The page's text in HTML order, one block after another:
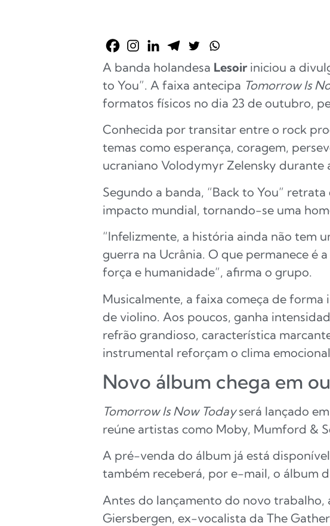
A banda holandesa Lesoiriniciou a
to You”. A faixa antecipa Tomorrow Is
formatos físicos no dia 23 de outubro,
Conhecida por transitar entre o rock
temas como esperança, coragem,
ucraniano Volodymyr Zelensky durante
Segundo a banda, “Back to You”
impacto mundial, tornando-se uma
“Infelizmente, a história ainda não tem
guerra na Ucrânia. O que permanece é
força e humanidade”, afirma o grupo.
Musicalmente, a faixa começa de
de violino. Aos poucos, ganha
refrão grandioso, característica
instrumental reforçam o clima
Novo álbum chega em
Tomorrow Is Now Todayserá lançado
reúne artistas como Moby, Mumford &
A pré-venda do álbum já está
também receberá, por e-mail, o álbum
Antes do lançamento do novo trabalho,
Giersbergen, ex-vocalista da The